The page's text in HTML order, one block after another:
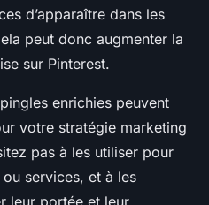
d’apparaître dans les
peut donc augmenter la
sur Pinterest.
enrichies peuvent
votre stratégie marketing
pas à les utiliser pour
services, et à les